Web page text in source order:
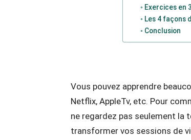
Exercices en
Les 4 façons
Conclusion
Vous pouvez apprendre
Netflix, AppleTv, etc. Pour
ne regardez pas seulement la
transformer vos sessions de